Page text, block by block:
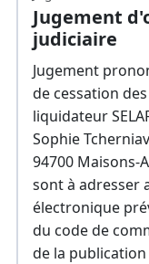
Jugement
judiciaire
Jugement
de cessation
liquidateur
Sophie
94700 Maisons-
sont à adresser
électronique
du code de
de la publication